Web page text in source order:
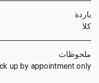
ياردة
كلا
ملحوظات
up by appointment only